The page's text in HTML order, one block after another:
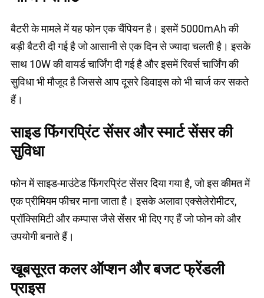
बैटरी के मामले में यह फोन एक चैंपियन है। इसमें 5000mAh की
बड़ी बैटरी दी गई है जो आसानी से एक दिन से ज्यादा चलती है। इसके
साथ 10W की वायर्ड चार्जिंग दी गई है और इसमें रिवर्स चार्जिंग की
सुविधा भी मौजूद है जिससे आप दूसरे डिवाइस को भी चार्ज कर सकते
हैं।
साइड फिंगरप्रिंट सेंसर और स्मार्ट सेंसर की
सुविधा
फोन में साइड-माउंटेड फिंगरप्रिंट सेंसर दिया गया है, जो इस कीमत में
एक प्रीमियम फीचर माना जाता है। इसके अलावा एक्सेलेरोमीटर,
प्रॉक्सिमिटी और कम्पास जैसे सेंसर भी दिए गए हैं जो फोन को और
उपयोगी बनाते हैं।
खूबसूरत कलर ऑप्शन और बजट फ्रेंडली
प्राइस